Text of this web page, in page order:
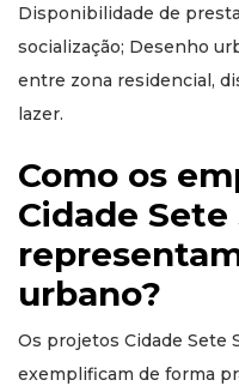
Disponibilidade de
socialização; Desenho
entre zona residencial,
lazer.
Como os
Cidade Sete
urbano?
Os projetos Cidade Sete
exemplificam de forma